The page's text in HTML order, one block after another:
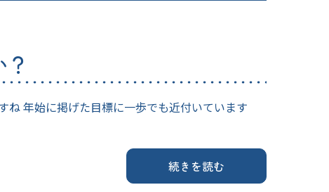
ね 年始に掲げた目標に一歩でも近付いています
続きを読む